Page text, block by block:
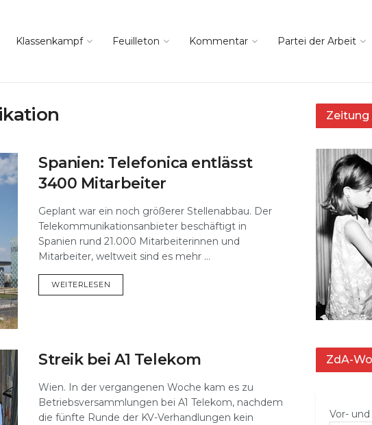
Klassenkampf Feuilleton Kommentar Partei der Arbeit
Spanien: Telefonica entlässt
3400 Mitarbeiter
Geplant war ein noch größerer Stellenabbau. Der
Telekommunikationsanbieter beschäftigt in
Spanien rund 21.000 Mitarbeiterinnen und
Mitarbeiter, weltweit sind es mehr ...
WEITERLESEN
Streik bei A1 Telekom
Wien. In der vergangenen Woche kam es zu
Betriebsversammlungen bei A1 Telekom, nachdem
die fünfte Runde der KV-Verhandlungen kein
ZdA-
Vor-